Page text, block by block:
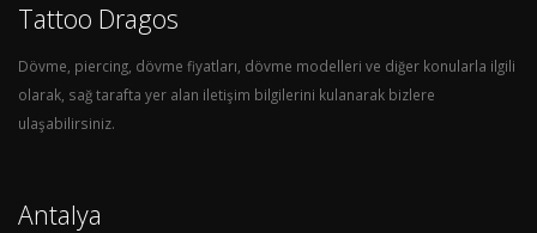
Tattoo Dragos
Dövme, piercing, dövme fiyatları, dövme modelleri ve diğer konularla ilgili
olarak, sağ tarafta yer alan iletişim bilgilerini kulanarak bizlere
ulaşabilirsiniz.
Antalya